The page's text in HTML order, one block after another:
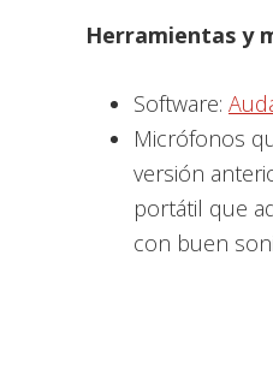
Herramientas y
Software:
Micrófonos
versión
portátil que
con buen